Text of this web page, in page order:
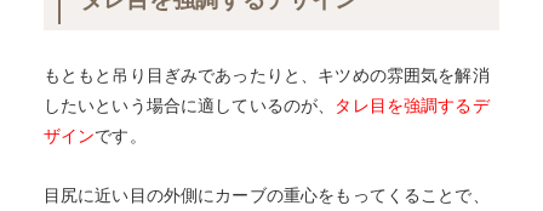
もともと吊り目ぎみであったりと、キツめの雰囲気を解消
したいという場合に適しているのが、 タレ目を強調するデ
ザインです。
目尻に近い目の外側にカーブの重心をもってくることで、